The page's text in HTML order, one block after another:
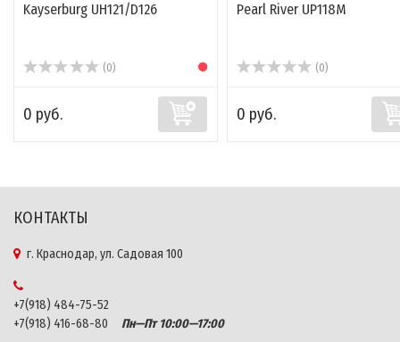
Kayserburg UH121/D126
(0)
0 руб.
Pearl River UP118M
(0)
0 руб.
КОНТАКТЫ
г. Краснодар, ул. Садовая 100
+7(918) 484-75-52
+7(918) 416-68-80
Пн—Пт 10:00—17:00